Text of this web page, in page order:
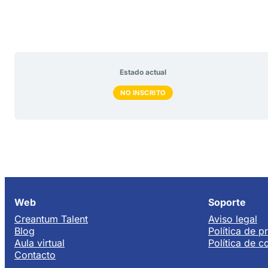
Estado actual
NO INSCRITO
Web
Creantum Talent
Blog
Aula virtual
Contacto
Soporte
Aviso legal
Política de
Política de